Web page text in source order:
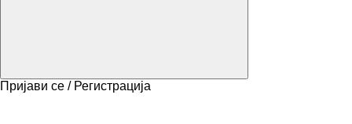
Пријави се / Регистрација